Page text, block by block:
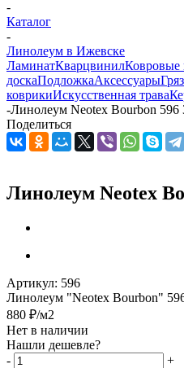
-
Каталог
-
Линолеум в Ижевске
ЛаминатКварцвинилКовровые
доскаПодложкаАксессуары
коврикиИскусственная трава
-Линолеум Neotex Bourbon 596
Поделиться
Линолеум Neotex
Артикул: 596
Линолеум "Neotex Bourbon"
880 ₽/м2
Нет в наличии
Нашли дешевле?
-
+